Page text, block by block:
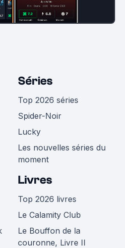
Séries
Top 2026 séries
Spider-Noir
Lucky
Les nouvelles séries du
moment
Livres
Top 2026 livres
Le Calamity Club
Le Bouffon de la
couronne, Livre II